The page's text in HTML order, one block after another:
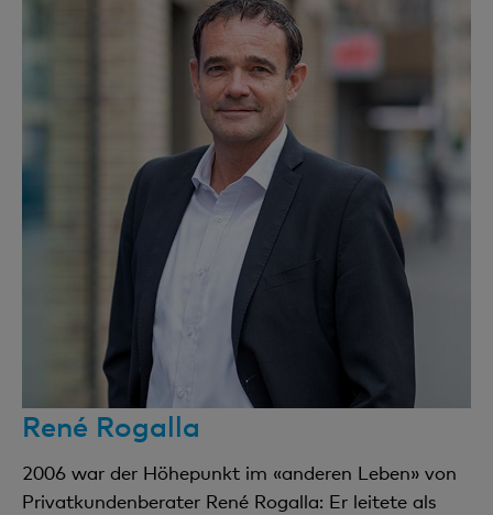
René Rogalla
2006 war der Höhepunkt im «anderen Leben» von
Privatkundenberater René Rogalla: Er leitete als